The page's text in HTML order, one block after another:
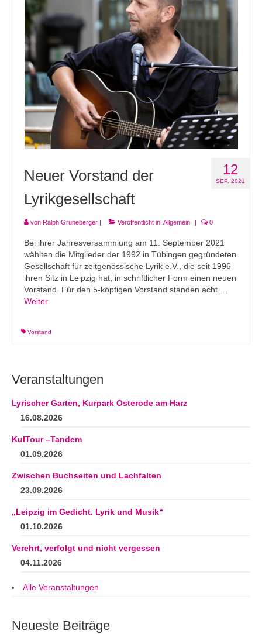
Neuerscheinungen von Mitgliedern
Ausschreibungen
Leipziger Lyrikbibliothek
Lyrikschaufenster im Literaturhaus Leipzig
Mitglied werden
12
SEP. 2021
Neuer Vorstand der
Lyrikgesellschaft
von Ralph Grüneberger | Veröffentlicht in: Allgemein | 0
Bei ihrer Jahresversammlung am 11. September 2021
wählten die Mitglieder der 1992 in Tübingen gegründeten
Gesellschaft für zeitgenössische Lyrik e.V., die seit 1996
ihren Sitz in Leipzig hat, in schriftlicher Form einen neuen
Vorstand. Für den 5-köpfigen Vorstand standen acht …
Weiter
Vorstand
Veranstaltungen
Lyrischer Garten, Kurpark Osterode am Harz
16.08.2026
KulTour –Tandem
01.09.2026
Zwischen Buchseiten und Lachfalten
23.09.2026
„Leipzig im Gedicht. Lyrik und Musik“
01.10.2026
Verehrt, verfolgt und nicht vergessen
04.11.2026
Alle Veranstaltungen
Neueste Beiträge